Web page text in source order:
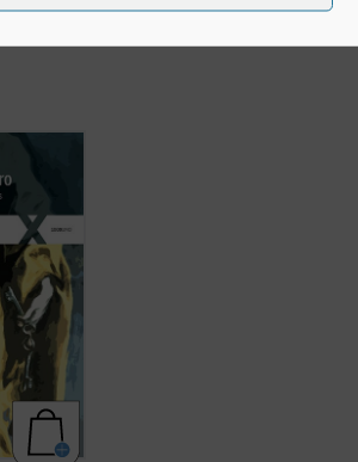
la vida
a Jesús y,
último